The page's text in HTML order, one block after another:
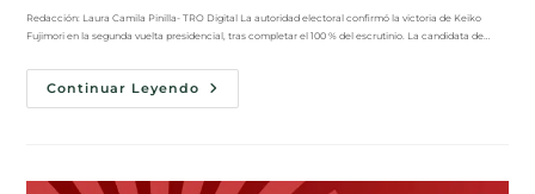
Redacción: Laura Camila Pinilla- TRO Digital La autoridad electoral confirmó la victoria de Keiko
Fujimori en la segunda vuelta presidencial, tras completar el 100 % del escrutinio. La candidata de…
Continuar Leyendo